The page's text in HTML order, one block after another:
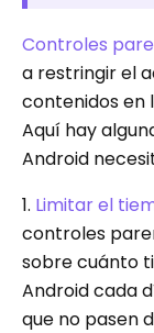
Controles
a restringir el
contenidos en
Aquí hay
Android
1. Limitar el
controles
sobre cuánto
Android cada
que no pasen